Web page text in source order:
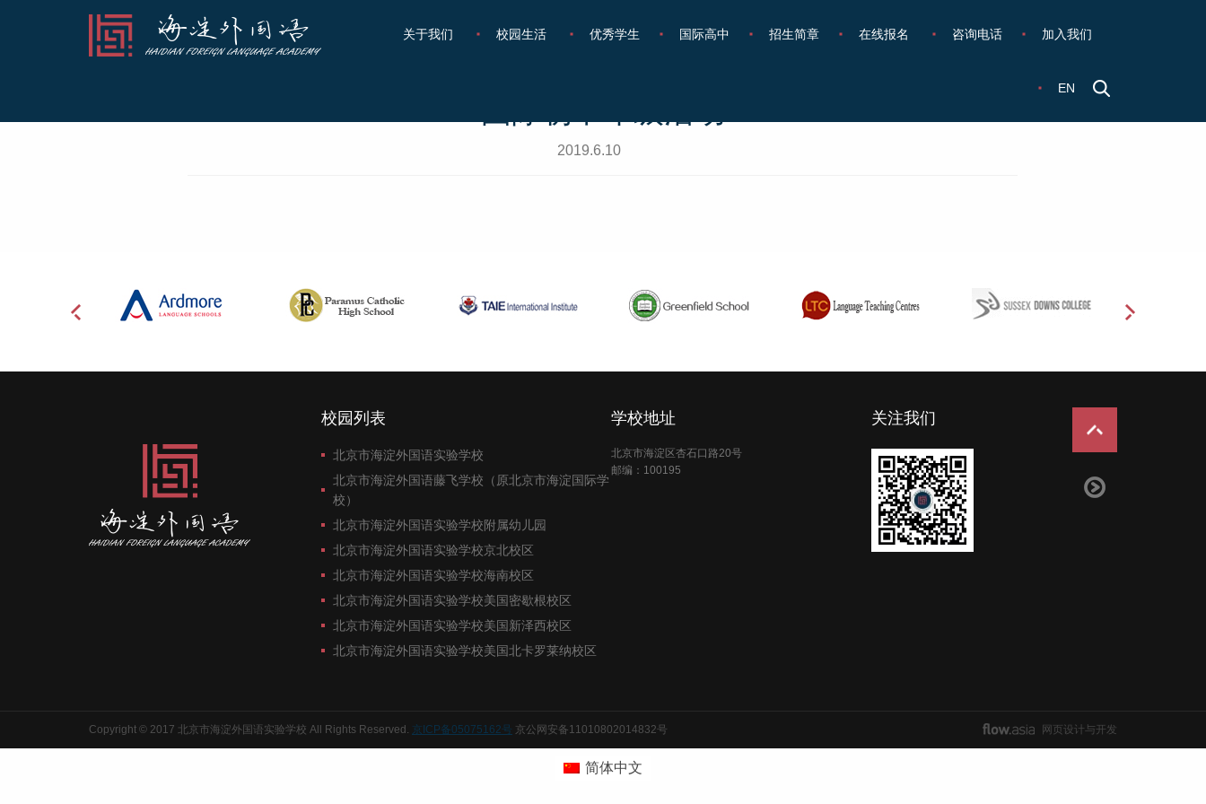
关于我们 校园生活 优秀学生 国际高中 招生简章 在线报名 咨询电话 加入我们
EN
2019.6.10
校园列表
北京市海淀外国语实验学校
北京市海淀外国语藤飞学校（原北京市海淀国际学
校）
北京市海淀外国语实验学校附属幼儿园
北京市海淀外国语实验学校京北校区
北京市海淀外国语实验学校海南校区
北京市海淀外国语实验学校美国密歇根校区
北京市海淀外国语实验学校美国新泽西校区
北京市海淀外国语实验学校美国北卡罗莱纳校区
学校地址
北京市海淀区杏石口路20号
邮编：100195
关注我们
Copyright © 2017 北京市海淀外国语实验学校 All Rights Reserved. 京ICP备05075162号 京公网安备11010802014832号 网页设计与开发
简体中文